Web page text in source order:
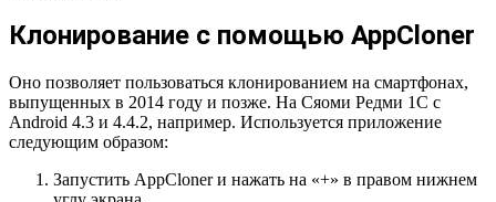
Клонирование с помощью AppCloner
Оно позволяет пользоваться клонированием на смартфонах,
выпущенных в 2014 году и позже. На Сяоми Редми 1С с
Android 4.3 и 4.4.2, например. Используется приложение
следующим образом:
Запустить AppCloner и нажать на «+» в правом нижнем